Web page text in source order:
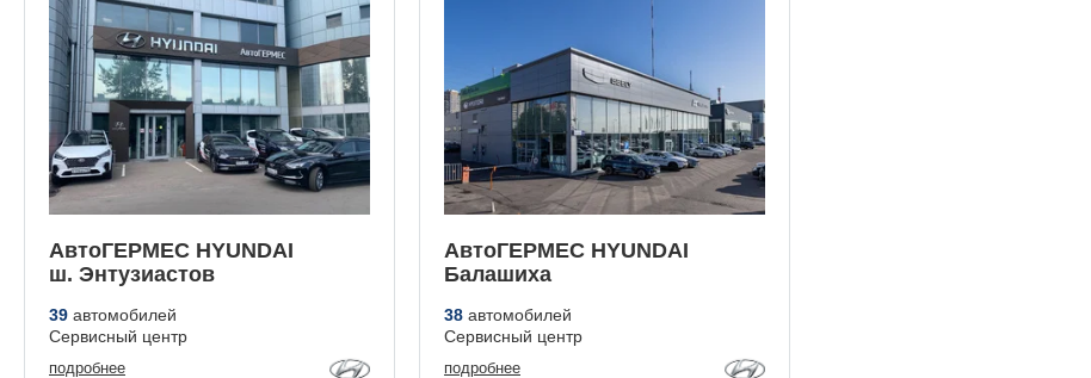
АвтоГЕРМЕС HYUNDAI
ш. Энтузиастов
39 автомобилей
Сервисный центр
подробнее
АвтоГЕРМЕС HYUNDAI
Балашиха
38 автомобилей
Сервисный центр
подробнее